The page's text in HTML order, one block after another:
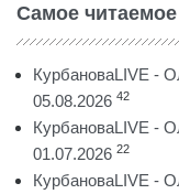
Самое читаемое
КурбановаLIVE -
05.08.2026 42
КурбановаLIVE -
01.07.2026 22
КурбановаLIVE -